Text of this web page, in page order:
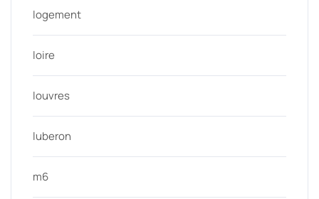
logement
loire
louvres
luberon
m6